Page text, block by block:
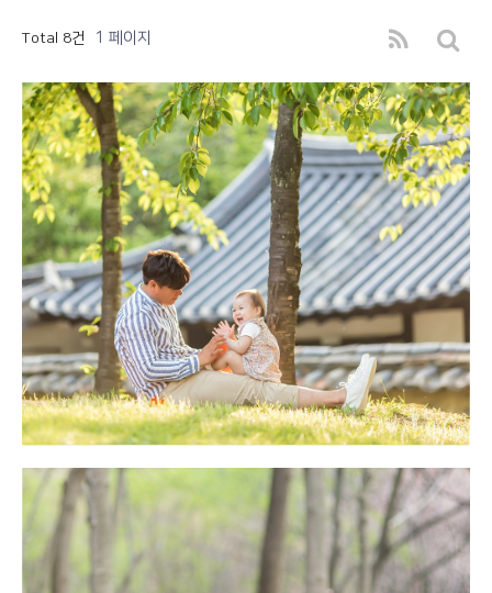
Total 8건 1 페이지